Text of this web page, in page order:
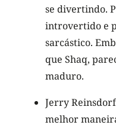
se divertindo.
introvertido e
sarcástico.
que Shaq,
maduro.
Jerry
melhor